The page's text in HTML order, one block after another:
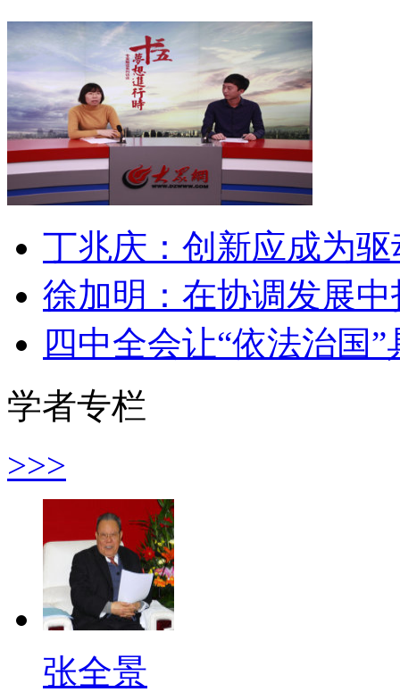
丁兆庆：创新应成为
徐加明：在协调发展
四中全会让“依法治国”
学者专栏
>>>
张全景